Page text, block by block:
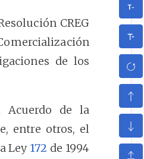
CREG
de los
Acuerdo de la
entre otros, el
Ley 172 de 1994